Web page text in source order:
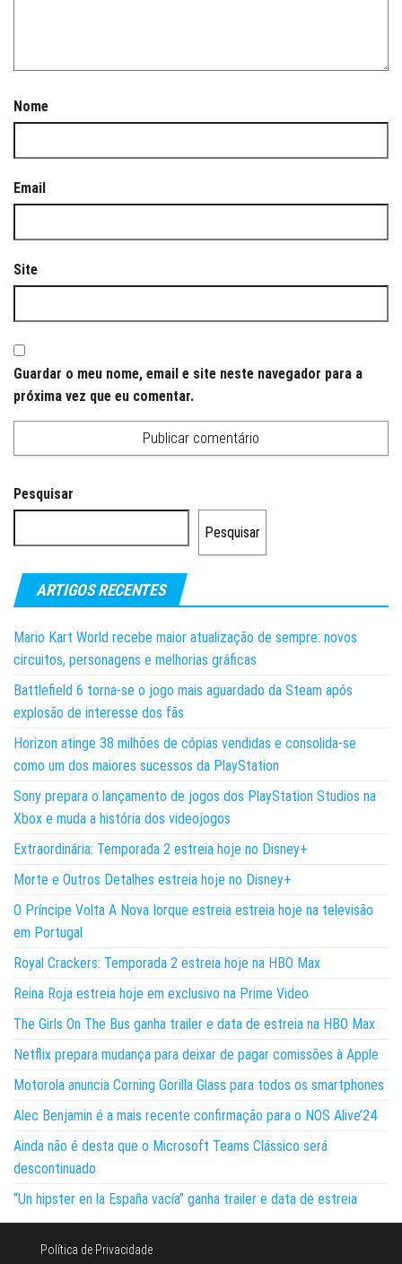
Nome
Email
Site
Guardar o meu nome, email e site neste navegador para a
próxima vez que eu comentar.
Pesquisar
Pesquisar
ARTIGOS RECENTES
Mario Kart World recebe maior atualização de sempre: novos
circuitos, personagens e melhorias gráficas
Battlefield 6 torna-se o jogo mais aguardado da Steam após
explosão de interesse dos fãs
Horizon atinge 38 milhões de cópias vendidas e consolida-se
como um dos maiores sucessos da PlayStation
Sony prepara o lançamento de jogos dos PlayStation Studios na
Xbox e muda a história dos videojogos
Extraordinária: Temporada 2 estreia hoje no Disney+
Morte e Outros Detalhes estreia hoje no Disney+
O Príncipe Volta A Nova Iorque estreia estreia hoje na televisão
em Portugal
Royal Crackers: Temporada 2 estreia hoje na HBO Max
Reina Roja estreia hoje em exclusivo na Prime Video
The Girls On The Bus ganha trailer e data de estreia na HBO Max
Netflix prepara mudança para deixar de pagar comissões à Apple
Motorola anuncia Corning Gorilla Glass para todos os smartphones
Alec Benjamin é a mais recente confirmação para o NOS Alive’24
Ainda não é desta que o Microsoft Teams Clássico será
descontinuado
“Un hipster en la España vacía” ganha trailer e data de estreia
Política de Privacidade